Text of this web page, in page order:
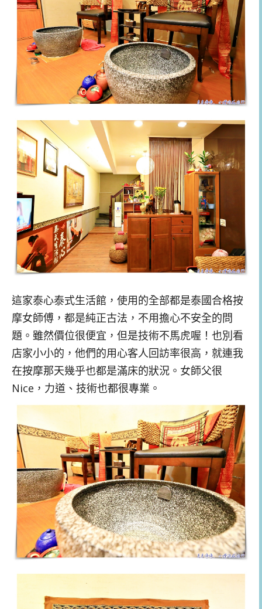
這家泰心泰式生活館，使用的全部都是泰國合格按
摩女師傅，都是純正古法，不用擔心不安全的問
題。雖然價位很便宜，但是技術不馬虎喔！也別看
店家小小的，他們的用心客人回訪率很高，就連我
在按摩那天幾乎也都是滿床的狀況。女師父很
Nice，力道、技術也都很專業。